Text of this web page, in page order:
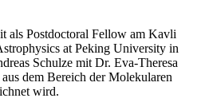
als Postdoctoral Fellow am Kavli
at Peking University in
Schulze mit Dr. Eva-Theresa
dem Bereich der Molekularen
wird.